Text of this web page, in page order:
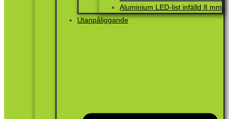
Aluminium LED-list infälld 8 mm
Utanpåliggande